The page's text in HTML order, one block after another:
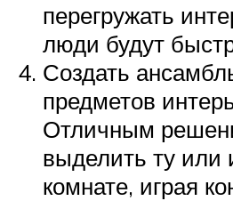
перегружать
люди будут
Создать
предметов
Отличным
выделить ту или
комнате, играя